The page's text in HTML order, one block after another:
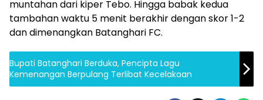
muntahan dari kiper Tebo. Hingga babak kedua
tambahan waktu 5 menit berakhir dengan skor 1-2
dan dimenangkan Batanghari FC.
Bupati Batanghari Berduka, Pencipta Lagu
Kemenangan Berpulang Terlibat Kecelakaan